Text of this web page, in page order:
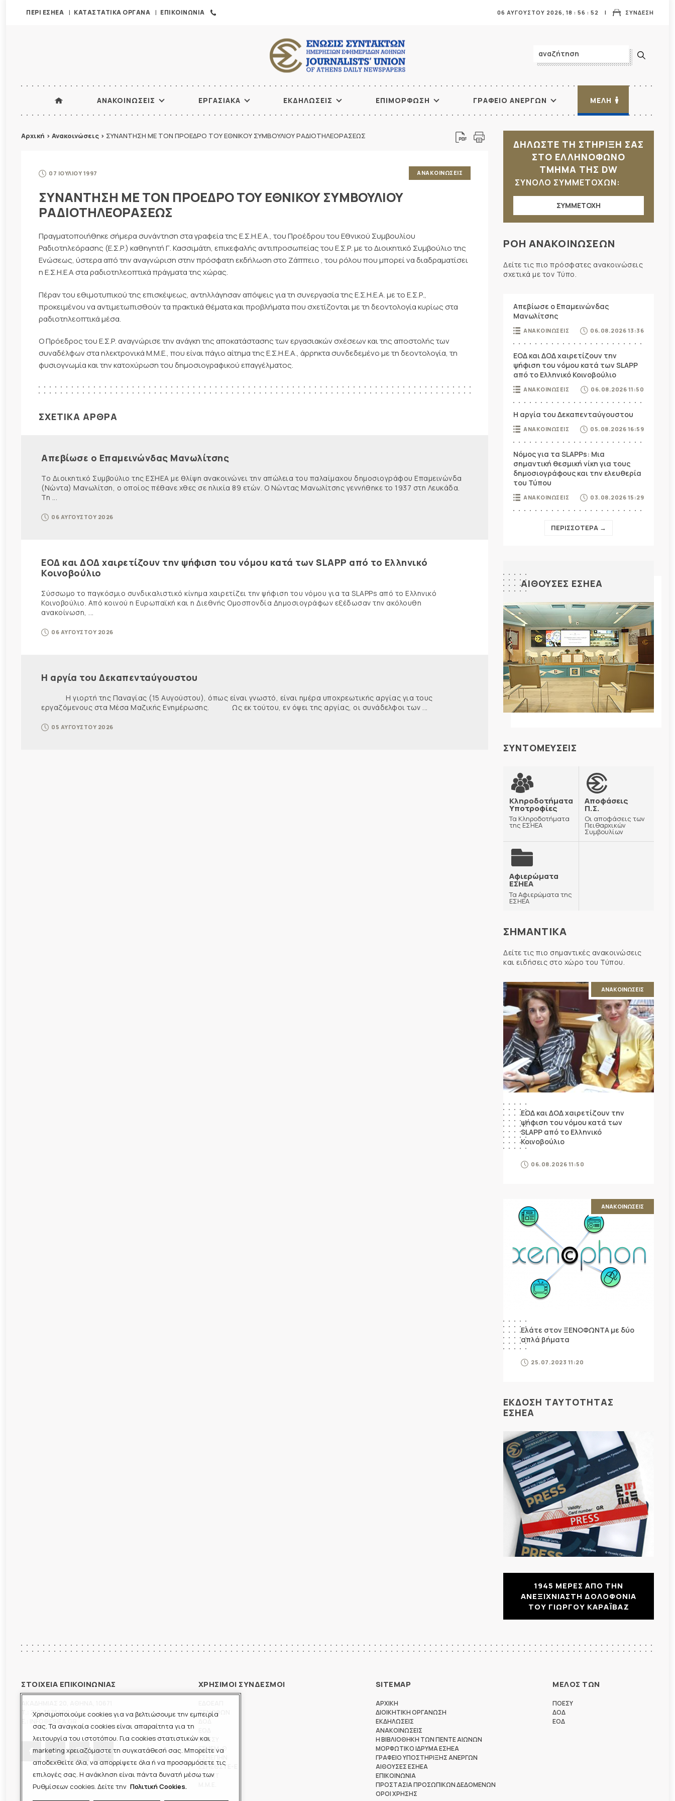
Χρησιμοποιούμε cookies για να βελτιώσουμε την εμπειρία
σας. Τα αναγκαία cookies είναι απαραίτητα για τη
λειτουργία του ιστοτόπου. Για cookies στατιστικών και
marketing χρειαζόμαστε τη συγκατάθεσή σας. Μπορείτε να
αποδεχθείτε όλα, να απορρίψετε όλα ή να προσαρμόσετε τις
επιλογές σας. Η ανάκληση είναι πάντα δυνατή μέσω των
Ρυθμίσεων cookies. Δείτε την Πολιτική Cookies.
ΠΕΡΙ ΕΣΗΕΑ ΚΑΤΑΣΤΑΤΙΚΑ ΟΡΓΑΝΑ ΕΠΙΚΟΙΝΩΝΙΑ ΣΥΝΔΕΣΗ
06 ΑΥΓΟΥΣΤΟΥ 2026, 18 : 56 : 54
ΑΝΑΚΟΙΝΩΣΕΙΣ ΕΡΓΑΣΙΑΚΑ ΕΚΔΗΛΩΣΕΙΣ ΕΠΙΜΟΡΦΩΣΗ ΓΡΑΦΕΙΟ ΑΝΕΡΓΩΝ ΜΕΛΗ
Αρχική > Ανακοινώσεις > ΣΥΝΑΝΤΗΣΗ ΜΕ ΤΟΝ ΠΡΟΕΔΡΟ ΤΟΥ ΕΘΝΙΚΟΥ ΣΥΜΒΟΥΛΙΟΥ ΡΑΔΙΟΤΗΛΕΟΡΑΣΕΩΣ
07 ΙΟΥΛΙΟΥ 1997 ΑΝΑΚΟΙΝΩΣΕΙΣ
ΣΥΝΑΝΤΗΣΗ ΜΕ ΤΟΝ ΠΡΟΕΔΡΟ ΤΟΥ ΕΘΝΙΚΟΥ ΣΥΜΒΟΥΛΙΟΥ
ΡΑΔΙΟΤΗΛΕΟΡΑΣΕΩΣ
Πραγματοποιήθηκε σήμερα συνάντηση στα γραφεία της Ε.Σ.Η.Ε.Α., του Προέδρου του Εθνικού Συμβουλίου
Ραδιοτηλεόρασης (Ε.Σ.Ρ.) καθηγητή Γ. Κασσιμάτη, επικεφαλής αντιπροσωπείας του Ε.Σ.Ρ. με το Διοικητικό Συμβούλιο της
Ενώσεως, ύστερα από την αναγνώριση στην πρόσφατη εκδήλωση στο Ζάππειο , του ρόλου που μπορεί να διαδραματίσει
η Ε.Σ.Η.Ε.Α στα ραδιοτηλεοπτικά πράγματα της χώρας.
Πέραν του εθιμοτυπικού της επισκέψεως, αντηλλάγησαν απόψεις για τη συνεργασία της Ε.Σ.Η.Ε.Α. με το Ε.Σ.Ρ.,
προκειμένου να αντιμετωπισθούν τα πρακτικά θέματα και προβλήματα που σχετίζονται με τη δεοντολογία κυρίως στα
ραδιοτηλεοπτικά μέσα.
Ο Πρόεδρος του Ε.Σ.Ρ. αναγνώρισε την ανάγκη της αποκατάστασης των εργασιακών σχέσεων και της αποστολής των
συναδέλφων στα ηλεκτρονικά Μ.Μ.Ε., που είναι πάγιο αίτημα της Ε.Σ.Η.Ε.Α., άρρηκτα συνδεδεμένο με τη δεοντολογία, τη
φυσιογνωμία και την κατοχύρωση του δημοσιογραφικού επαγγέλματος.
ΣΧΕΤΙΚΑ ΑΡΘΡΑ
Απεβίωσε ο Επαμεινώνδας Μανωλίτσης
Το Διοικητικό Συμβούλιο της ΕΣΗΕΑ με θλίψη ανακοινώνει την απώλεια του παλαίμαχου δημοσιογράφου Επαμεινώνδα
(Νώντα) Μανωλίτση, ο οποίος πέθανε χθες σε ηλικία 89 ετών. Ο Νώντας Μανωλίτσης γεννήθηκε το 1937 στη Λευκάδα.
Τη ...
06 ΑΥΓΟΥΣΤΟΥ 2026
ΕΟΔ και ΔΟΔ χαιρετίζουν την ψήφιση του νόμου κατά των SLAPP από το Ελληνικό
Κοινοβούλιο
Σύσσωμο το παγκόσμιο συνδικαλιστικό κίνημα χαιρετίζει την ψήφιση του νόμου για τα SLAPPs από το Ελληνικό
Κοινοβούλιο. Από κοινού η Ευρωπαϊκή και η Διεθνής Ομοσπονδία Δημοσιογράφων εξέδωσαν την ακόλουθη
ανακοίνωση, ...
06 ΑΥΓΟΥΣΤΟΥ 2026
Η αργία του Δεκαπενταύγουστου
Η γιορτή της Παναγίας (15 Αυγούστου), όπως είναι γνωστό, είναι ημέρα υποχρεωτικής αργίας για τους
εργαζόμενους στα Μέσα Μαζικής Ενημέρωσης. Ως εκ τούτου, εν όψει της αργίας, οι συνάδελφοι των ...
05 ΑΥΓΟΥΣΤΟΥ 2026
ΔΗΛΩΣΤΕ ΤΗ ΣΤΗΡΙΞΗ ΣΑΣ
ΣΤΟ ΕΛΛΗΝΟΦΩΝΟ
ΤΜΗΜΑ ΤΗΣ DW
ΣΥΝΟΛΟ ΣΥΜΜΕΤΟΧΩΝ:
ΣΥΜΜΕΤΟΧΗ
ΡΟΗ ΑΝΑΚΟΙΝΩΣΕΩΝ
Δείτε τις πιο πρόσφατες ανακοινώσεις
σχετικά με τον Τύπο.
Απεβίωσε ο Επαμεινώνδας
Μανωλίτσης
ΑΝΑΚΟΙΝΩΣΕΙΣ 06.08.2026 13:36
ΕΟΔ και ΔΟΔ χαιρετίζουν την
ψήφιση του νόμου κατά των SLAPP
από το Ελληνικό Κοινοβούλιο
ΑΝΑΚΟΙΝΩΣΕΙΣ 06.08.2026 11:50
Η αργία του Δεκαπενταύγουστου
ΑΝΑΚΟΙΝΩΣΕΙΣ 05.08.2026 16:59
Νόμος για τα SLAPPs: Μια
σημαντική θεσμική νίκη για τους
δημοσιογράφους και την ελευθερία
του Τύπου
ΑΝΑΚΟΙΝΩΣΕΙΣ 03.08.2026 15:29
ΠΕΡΙΣΣΟΤΕΡΑ →
ΑΙΘΟΥΣΕΣ ΕΣΗΕΑ
ΣΥΝΤΟΜΕΥΣΕΙΣ
Κληροδοτήματα
Υποτροφίες
Τα Κληροδοτήματα
της ΕΣΗΕΑ
Αποφάσεις
Π.Σ.
Οι αποφάσεις των
Πειθαρχικών
Συμβουλίων
Αφιερώματα
ΕΣΗΕΑ
Τα Αφιερώματα της
ΕΣΗΕΑ
ΣΗΜΑΝΤΙΚΑ
Δείτε τις πιο σημαντικές ανακοινώσεις
και ειδήσεις στο χώρο του Τύπου.
ΑΝΑΚΟΙΝΩΣΕΙΣ
ΕΟΔ και ΔΟΔ χαιρετίζουν την
ψήφιση του νόμου κατά των
SLAPP από το Ελληνικό
Κοινοβούλιο
06.08.2026 11:50
ΑΝΑΚΟΙΝΩΣΕΙΣ
Ελάτε στον ΞΕΝΟΦΩΝΤΑ με δύο
απλά βήματα
25.07.2023 11:20
ΕΚΔΟΣΗ ΤΑΥΤΟΤΗΤΑΣ
ΕΣΗΕΑ
1945 ΜΕΡΕΣ ΑΠΟ ΤΗΝ
ΑΝΕΞΙΧΝΙΑΣΤΗ ΔΟΛΟΦΟΝΙΑ
ΤΟΥ ΓΙΩΡΓΟΥ ΚΑΡΑΪΒΑΖ
ΣΤΟΙΧΕΙΑ ΕΠΙΚΟΙΝΩΝΙΑΣ
210-3675400
ΧΡΗΣΙΜΟΙ ΣΥΝΔΕΣΜΟΙ
ΞΕΝΟΦΩΝ
ΠΟΕΣΥ
ΕΣΗΕΜ-Θ
ΕΣΗΕΘΣΤΕ-Ε
ΕΣΠΗΤ
SITEMAP
ΑΡΧΙΚΗ
ΔΙΟΙΚΗΤΙΚΗ ΟΡΓΑΝΩΣΗ
ΕΚΔΗΛΩΣΕΙΣ
ΑΝΑΚΟΙΝΩΣΕΙΣ
Η ΒΙΒΛΙΟΘΗΚΗ ΤΩΝ ΠΕΝΤΕ ΑΙΩΝΩΝ
ΜΟΡΦΩΤΙΚΟ ΙΔΡΥΜΑ ΕΣΗΕΑ
ΓΡΑΦΕΙΟ ΥΠΟΣΤΗΡΙΞΗΣ ΑΝΕΡΓΩΝ
ΑΙΘΟΥΣΕΣ ΕΣΗΕΑ
ΕΠΙΚΟΙΝΩΝΙΑ
ΠΡΟΣΤΑΣΙΑ ΠΡΟΣΩΠΙΚΩΝ ΔΕΔΟΜΕΝΩΝ
ΟΡΟΙ ΧΡΗΣΗΣ
ΜΕΛΟΣ ΤΩΝ
ΠΟΕΣΥ
ΔΟΔ
ΕΟΔ